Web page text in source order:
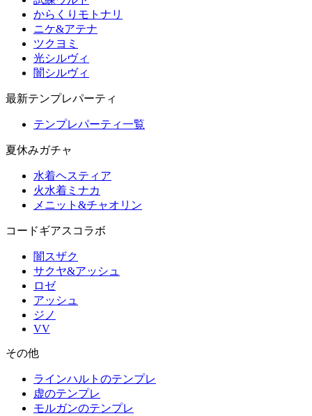
からくりモトナリ
ニケ&アテナ
ツクヨミ
光シルヴィ
闇シルヴィ
最新テンプレパーティ
テンプレパーティ一覧
夏休みガチャ
水着ヘスティア
火水着ミナカ
メニット&チャオリン
コードギアスコラボ
闇スザク
サクヤ&アッシュ
ロゼ
アッシュ
ジノ
VV
その他
ラインハルトのテンプレ
虚のテンプレ
モルガンのテンプレ